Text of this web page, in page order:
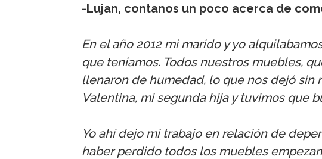
-Lujan, contanos un poco acerca de
En el año 2012 mi marido y yo
que teniamos. Todos nuestros muebles,
llenaron de humedad, lo que nos dejó sin
Valentina, mi segunda hija y tuvimos que
Yo ahí dejo mi trabajo en relación de
haber perdido todos los muebles